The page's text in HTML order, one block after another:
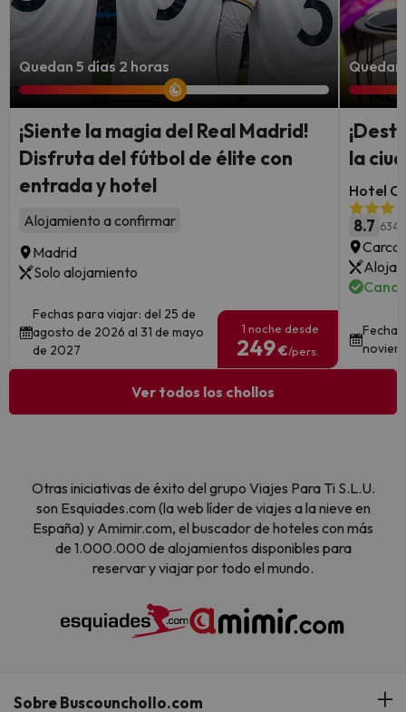
Quedan 5 días 2 horas
¡Siente la magia del Real Madrid!
Disfruta del fútbol de élite con
entrada y hotel
Alojamiento a confirmar
Madrid
Solo alojamiento
Fechas para viajar: del 25 de
agosto de 2026 al 31 de mayo
de 2027
1 noche desde
249€/pers.
Quedan
la
Hotel
8.7 634
Ver todos los chollos
Otras iniciativas de éxito del grupo Viajes Para Ti S.L.U.
son Esquiades.com (la web líder de viajes a la nieve en
España) y Amimir.com, el buscador de hoteles con más
de 1.000.000 de alojamientos disponibles para
reservar y viajar por todo el mundo.
Sobre Buscounchollo.com